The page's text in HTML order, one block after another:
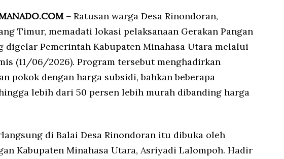
– Ratusan warga Desa Rinondoran,
Timur, memadati lokasi pelaksanaan Gerakan Pangan
digelar Pemerintah Kabupaten Minahasa Utara melalui
(11/06/2026). Program tersebut menghadirkan
pokok dengan harga subsidi, bahkan beberapa
lebih dari 50 persen lebih murah dibanding harga
di Balai Desa Rinondoran itu dibuka oleh
Kabupaten Minahasa Utara, Asriyadi Lalompoh. Hadir